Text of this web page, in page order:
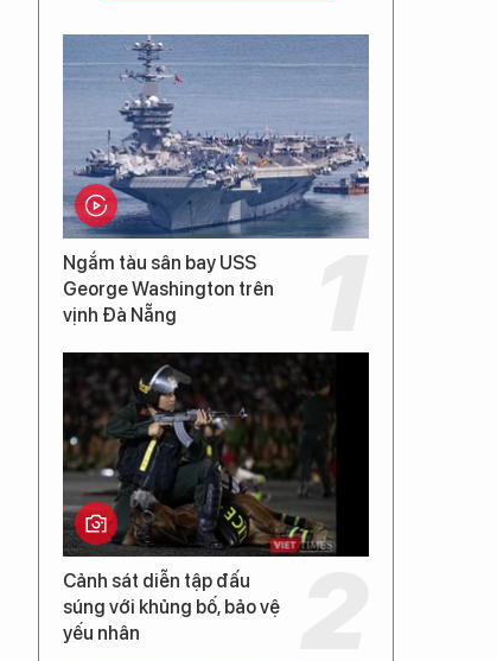
Ngắm tàu sân bay USS
George Washington trên
vịnh Đà Nẵng
Cảnh sát diễn tập đấu
súng với khủng bố, bảo vệ
yếu nhân